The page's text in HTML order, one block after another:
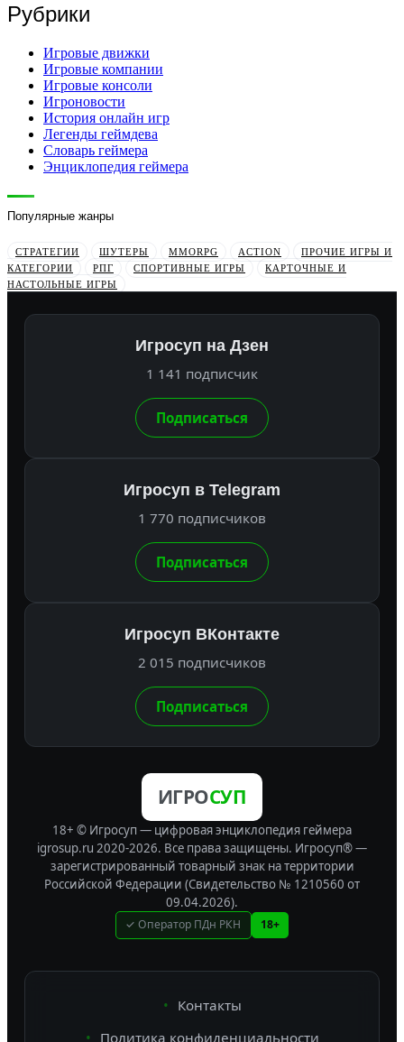
Рубрики
Игровые движки
Игровые компании
Игровые консоли
Игроновости
История онлайн игр
Легенды геймдева
Словарь геймера
Энциклопедия геймера
Популярные жанры
СТРАТЕГИИ ШУТЕРЫ MMORPG ACTION
ПРОЧИЕ ИГРЫ И
КАТЕГОРИИ
РПГ СПОРТИВНЫЕ ИГРЫ
КАРТОЧНЫЕ И
НАСТОЛЬНЫЕ ИГРЫ
Игросуп на Дзен
1 141 подписчик
Подписаться
Игросуп в Telegram
1 770 подписчиков
Подписаться
Игросуп ВКонтакте
2 015 подписчиков
Подписаться
ИГРОСУП
18+ © Игросуп — цифровая энциклопедия геймера
igrosup.ru 2020-2026. Все права защищены. Игросуп® —
зарегистрированный товарный знак на территории
Российской Федерации (Свидетельство № 1210560 от
09.04.2026).
✓ Оператор ПДн РКН 18+
Контакты
Политика конфиденциальности